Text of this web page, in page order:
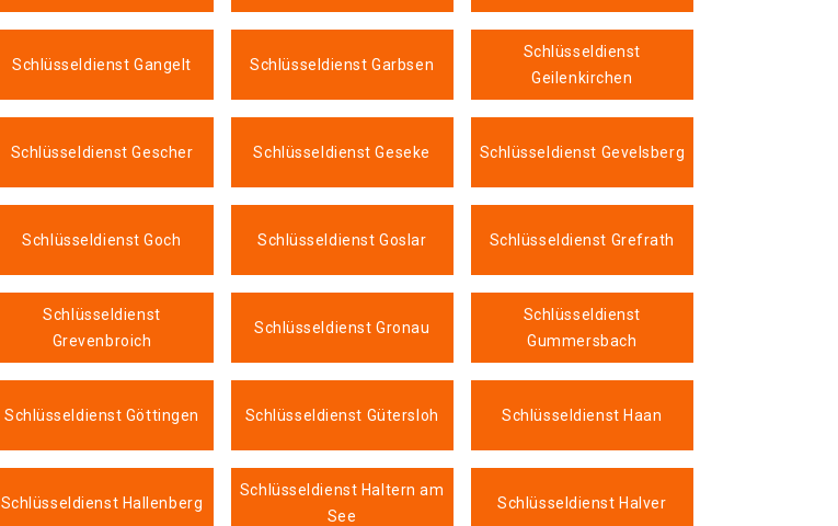
Schlüsseldienst Gangelt Schlüsseldienst Garbsen
Schlüsseldienst
Geilenkirchen
Schlüsseldienst Gescher Schlüsseldienst Geseke Schlüsseldienst Gevelsberg
Schlüsseldienst Goch Schlüsseldienst Goslar Schlüsseldienst Grefrath
Schlüsseldienst
Grevenbroich
Schlüsseldienst Gronau
Schlüsseldienst
Gummersbach
Schlüsseldienst Göttingen Schlüsseldienst Gütersloh Schlüsseldienst Haan
Schlüsseldienst Hallenberg
Schlüsseldienst Haltern am
See
Schlüsseldienst Halver